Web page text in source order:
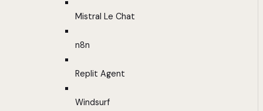
Mistral Le Chat
n8n
Replit Agent
Windsurf